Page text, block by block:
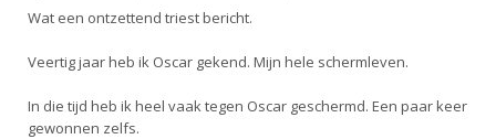
Wat een ontzettend triest bericht.
Veertig jaar heb ik Oscar gekend. Mijn hele schermleven.
In die tijd heb ik heel vaak tegen Oscar geschermd. Een paar keer
gewonnen zelfs.